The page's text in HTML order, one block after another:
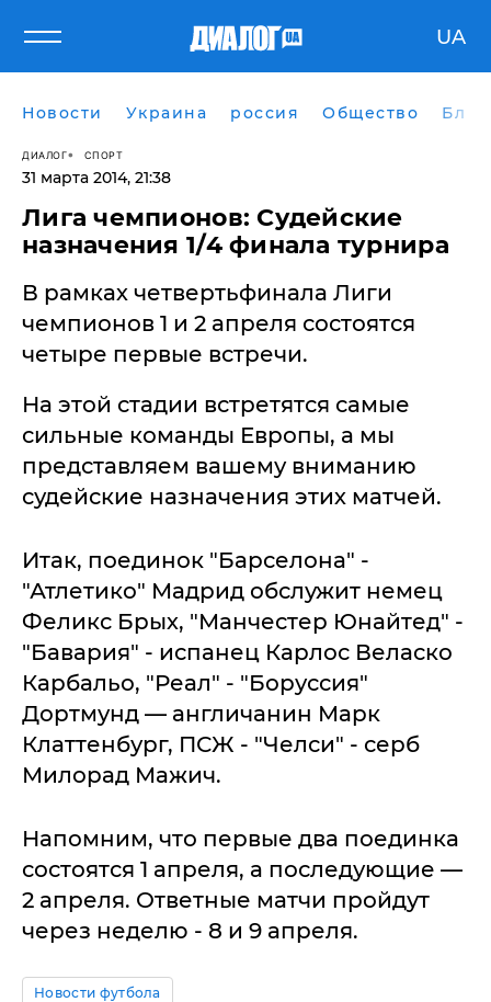
UA
Новости Украина россия Общество
ДИАЛОГ СПОРТ
31 марта 2014, 21:38
Лига чемпионов: Судейские
назначения 1/4 финала турнира
В рамках четвертьфинала Лиги
чемпионов 1 и 2 апреля состоятся
четыре первые встречи.
На этой стадии встретятся самые
сильные команды Европы, а мы
представляем вашему вниманию
судейские назначения этих матчей.
Итак, поединок "Барселона" -
"Атлетико" Мадрид обслужит немец
Феликс Брых, "Манчестер Юнайтед" -
"Бавария" - испанец Карлос Веласко
Карбальо, "Реал" - "Боруссия"
Дортмунд — англичанин Марк
Клаттенбург, ПСЖ - "Челси" - серб
Милорад Мажич.
Напомним, что первые два поединка
состоятся 1 апреля, а последующие —
2 апреля. Ответные матчи пройдут
через неделю - 8 и 9 апреля.
Новости футбола